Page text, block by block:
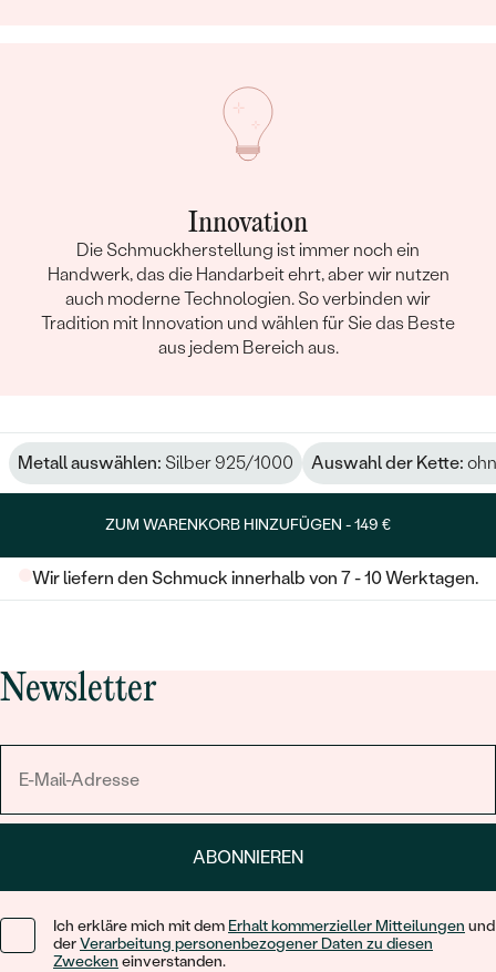
Innovation
Die Schmuckherstellung ist immer noch ein
Handwerk, das die Handarbeit ehrt, aber wir nutzen
auch moderne Technologien. So verbinden wir
Tradition mit Innovation und wählen für Sie das Beste
aus jedem Bereich aus.
Metall auswählen: Silber 925/1000 Auswahl der Kette:
ZUM WARENKORB HINZUFÜGEN -149 €
Wir liefern den Schmuck innerhalb von 7 - 10 Werktagen.
Newsletter
ABONNIEREN
Ich erkläre mich mit dem Erhalt kommerzieller Mitteilungen und
derVerarbeitung personenbezogener Daten zu diesen
Zwecken einverstanden.